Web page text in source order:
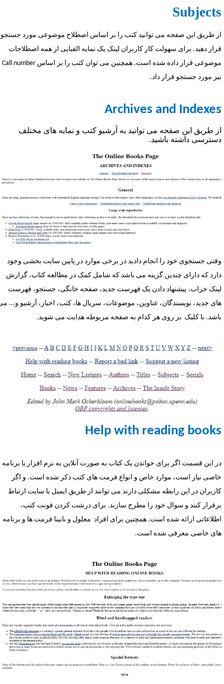
طریق این صفحه می توانید کتب را بر اساس اصطلاح موضوعی مورد جستجو
دهید. برای سهولت کار کاربران لینک یک نمایه الفبایی از همه اصطلاحات
قرار داده شده است. همچنین می توان کتب را بر اساس Call number
مورد جستجو قرار داد.
Archives and
طریق این صفحه می توانید به آرشیو کتب و نمایه های مختلف
داشته باشید.
جستجوی خود را انجام دادید در برخی موارد در پایین سایت بخشی وجود
که دارای چندین گزینه می باشد که شامل کمک در مطالعه کتاب، گزارش
خراب، پیشنهاد دادن یک فهرست جدید، صفحه خانگی، جستجو، فهرست
جدید، نویسندگان، عناوین، موضوعات، سریال ها، کتب، اخبار، آرشیو و... می
با کلیک بر روی هر کدام به صفحه مربوطه هدایت می شوید.
Help with reading
این قسمت اگر برای خواندن یک کتاب به صورت آنلاین به نرم افزار یا برنامه
نیاز است، موارد خاص و انواع فرمت های کتب ذکر شده است. و اگر
در این رابطه مشکلی دارند می توانند از طریق ایمیل با سایت ارتباط
کنند و سوال خود را مطرح سازند. برای درشت کردن فونت کتب،
ارائه شده است. همچنین برای افراد معلول و نابینا فرمت ها و برنامه
خاصی معرفی شده است.